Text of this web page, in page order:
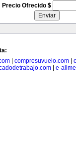
Precio Ofrecido $
compresuvuelo.com
| e-